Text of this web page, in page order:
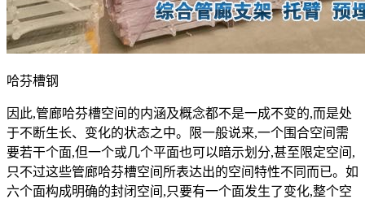
哈芬槽钢
因此,管廊哈芬槽空间的内涵及概念都不是一成不变的,而是处
于不断生长、变化的状态之中。限一般说来,一个围合空间需
要若干个面,但一个或几个平面也可以暗示划分,甚至限定空间,
只不过这些管廊哈芬槽空间所表达出的空间特性不同而已。如
六个面构成明确的封闭空间,只要有一个面发生了变化,整个空